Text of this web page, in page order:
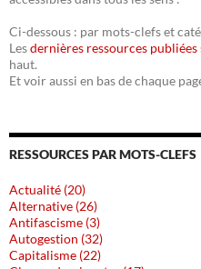
Ci-dessous : par mots-clefs et
Lesdernières ressources publiées
haut.
Et voir aussi en bas de chaque
RESSOURCES PAR MOTS-CLEFS
Actualité (20)
Alternative (26)
Antifascisme (3)
Autogestion (32)
Capitalisme (22)